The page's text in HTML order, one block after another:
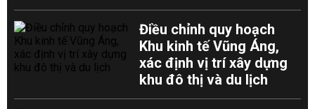
Điều chỉnh quy hoạch
Khu kinh tế Vũng Áng,
xác định vị trí xây dựng
khu đô thị và du lịch